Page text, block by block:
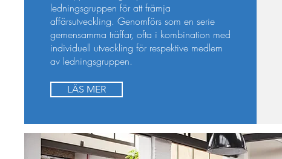
ledningsgruppen för att främja
affärsutveckling. Genomförs som en serie
gemensamma träffar, ofta i kombination med
individuell utveckling för respektive medlem
av ledningsgruppen.
LÄS MER